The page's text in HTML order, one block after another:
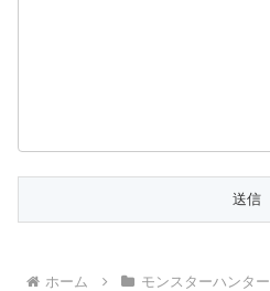
ホーム モンスターハンター